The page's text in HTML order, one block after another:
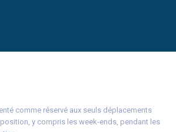
comme réservé aux seuls déplacements
y compris les week-ends, pendant les